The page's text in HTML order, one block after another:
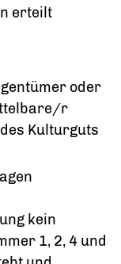
erteilt
oder
r
Kulturguts
kein
1, 2, 4 und